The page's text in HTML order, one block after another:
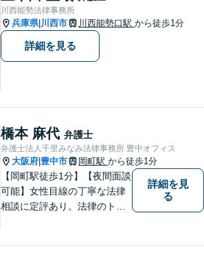
広く対応可能。【夜間／休日
対応可能】まずはお気軽にご
連絡ください。
川西能勢法律事務所
兵庫県| 川西市 川西能勢口駅 から徒歩1分
詳細を見る
橋本 麻代 弁護士
弁護士法人千里みなみ法律事務所 豊中オフィス
大阪府 豊中市 岡町駅 から徒歩1分
【岡町駅徒歩1分】【夜間面談
可能】女性目線の丁寧な法律
相談に定評あり。法律のトラ
詳細を見
る